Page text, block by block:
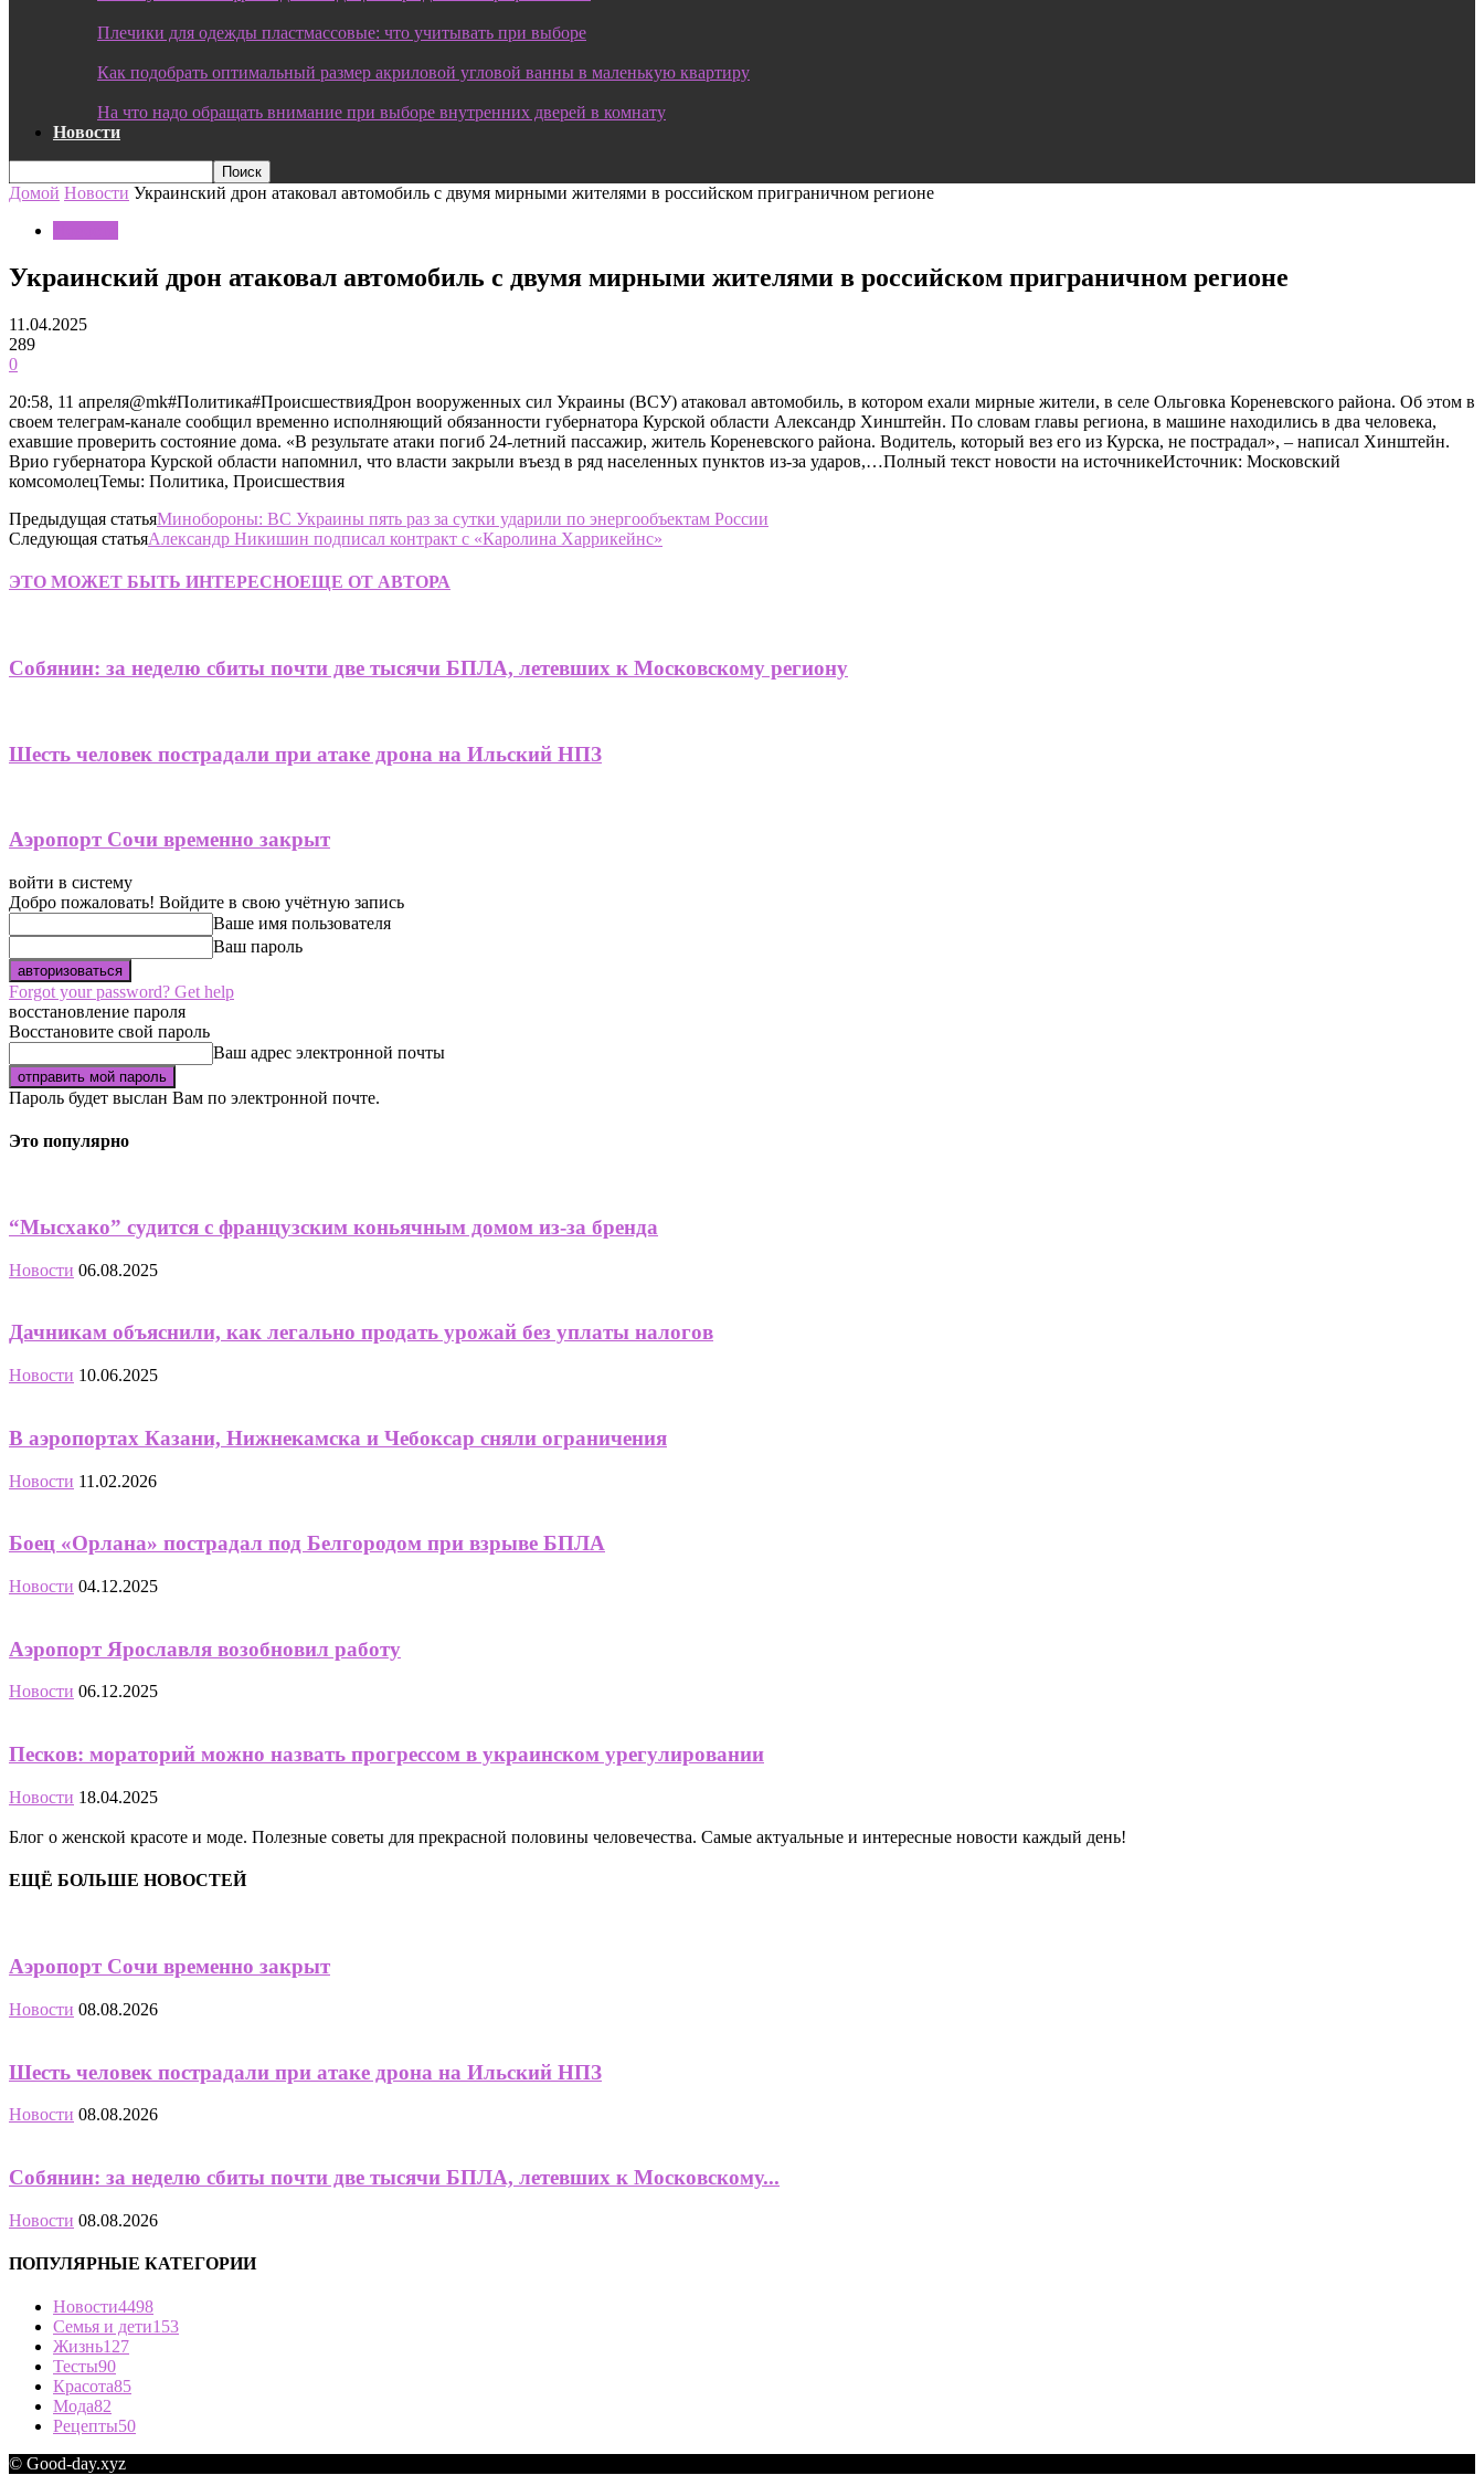
Плечики для одежды пластмассовые: что учитывать при выборе
Как подобрать оптимальный размер акриловой угловой ванны в маленькую квартиру
На что надо обращать внимание при выборе внутренних дверей в комнату
Новости
Домой Новости Украинский дрон атаковал автомобиль с двумя мирными жителями в российском приграничном регионе
Украинский дрон атаковал автомобиль с двумя мирными жителями в российском приграничном регионе
11.04.2025
289
0
20:58, 11 апреля@mk#Политика#ПроисшествияДрон вооруженных сил Украины (ВСУ) атаковал автомобиль, в котором ехали мирные жители, в селе Ольговка Кореневского района. Об этом в
своем телеграм-канале сообщил временно исполняющий обязанности губернатора Курской области Александр Хинштейн. По словам главы региона, в машине находились в два человека,
ехавшие проверить состояние дома. «В результате атаки погиб 24-летний пассажир, житель Кореневского района. Водитель, который вез его из Курска, не пострадал», – написал Хинштейн.
Врио губернатора Курской области напомнил, что власти закрыли въезд в ряд населенных пунктов из-за ударов,…Полный текст новости на источникеИсточник: Московский
комсомолецТемы: Политика, Происшествия
Предыдущая статьяМинобороны: ВС Украины пять раз за сутки ударили по энергообъектам России
Следующая статьяАлександр Никишин подписал контракт с «Каролина Харрикейнс»
ЭТО МОЖЕТ БЫТЬ ИНТЕРЕСНОЕЩЕ ОТ АВТОРА
Собянин: за неделю сбиты почти две тысячи БПЛА, летевших к Московскому региону
Шесть человек пострадали при атаке дрона на Ильский НПЗ
Аэропорт Сочи временно закрыт
войти в систему
Добро пожаловать! Войдите в свою учётную запись
Ваше имя пользователя
Ваш пароль
Forgot your password? Get help
восстановление пароля
Восстановите свой пароль
Ваш адрес электронной почты
Пароль будет выслан Вам по электронной почте.
Это популярно
“Мысхако” судится с французским коньячным домом из-за бренда
Новости 06.08.2025
Дачникам объяснили, как легально продать урожай без уплаты налогов
Новости 10.06.2025
В аэропортах Казани, Нижнекамска и Чебоксар сняли ограничения
Новости 11.02.2026
Боец «Орлана» пострадал под Белгородом при взрыве БПЛА
Новости 04.12.2025
Аэропорт Ярославля возобновил работу
Новости 06.12.2025
Песков: мораторий можно назвать прогрессом в украинском урегулировании
Новости 18.04.2025
Блог о женской красоте и моде. Полезные советы для прекрасной половины человечества. Самые актуальные и интересные новости каждый день!
ЕЩЁ БОЛЬШЕ НОВОСТЕЙ
Аэропорт Сочи временно закрыт
Новости 08.08.2026
Шесть человек пострадали при атаке дрона на Ильский НПЗ
Новости 08.08.2026
Собянин: за неделю сбиты почти две тысячи БПЛА, летевших к Московскому...
Новости 08.08.2026
ПОПУЛЯРНЫЕ КАТЕГОРИИ
Новости4498
Семья и дети153
Жизнь127
Тесты90
Красота85
Мода82
Рецепты50
© Good-day.xyz